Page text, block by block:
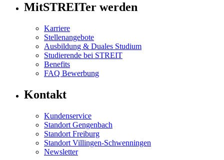
MitSTREITer werden
Karriere
Stellenangebote
Ausbildung & Duales Studium
Studierende bei STREIT
Benefits
FAQ Bewerbung
Kontakt
Kundenservice
Standort Gengenbach
Standort Freiburg
Standort Villingen-Schwenningen
Newsletter